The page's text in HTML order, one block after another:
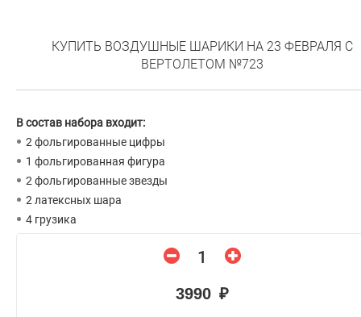
КУПИТЬ ВОЗДУШНЫЕ ШАРИКИ НА 23 ФЕВРАЛЯ С
ВЕРТОЛЕТОМ №723
В состав набора входит:
2 фольгированные цифры
1 фольгированная фигура
2 фольгированные звезды
2 латексных шара
4 грузика
3990 ₽